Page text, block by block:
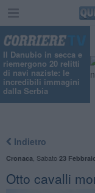
Il Danubio in secca e
riemergono 20 relitti
di navi naziste: le
incredibili immagini
dalla Serbia
Indietro
Cronaca Sabato 23
Otto cavalli